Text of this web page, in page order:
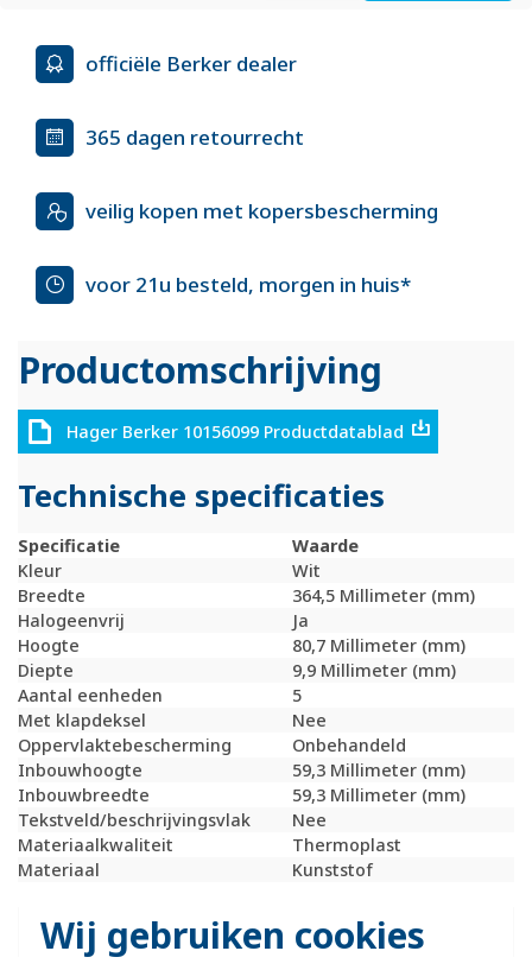
Wij gebruiken cookies
officiële Berker dealer
365 dagen retourrecht
veilig kopen met kopersbescherming
voor 21u besteld, morgen in huis*
Productomschrijving
Hager Berker 10156099 Productdatablad
Technische specificaties
Specificatie
Waarde
Kleur
Wit
Breedte
364,5 Millimeter (mm)
Halogeenvrij
Ja
Hoogte
80,7 Millimeter (mm)
Diepte
9,9 Millimeter (mm)
Aantal eenheden
5
Met klapdeksel
Nee
Oppervlaktebescherming
Onbehandeld
Inbouwhoogte
59,3 Millimeter (mm)
Inbouwbreedte
59,3 Millimeter (mm)
Tekstveld/beschrijvingsvlak
Nee
Materiaalkwaliteit
Thermoplast
Materiaal
Kunststof
Montagerichting
Horizontaal en
verticaal